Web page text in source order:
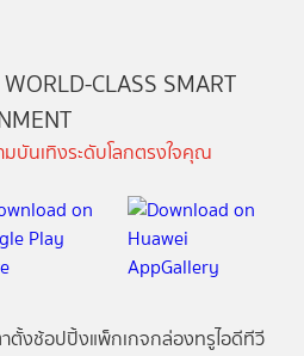
CLASS SMART
บันเทิงระดับโลกตรงใจคุณ
ตั้งช้อปปิ้งแพ็กเกจกล่องทรูไอดีทีวี